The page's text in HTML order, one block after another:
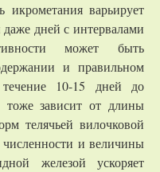
икрометания варьирует
дней с интервалами
может быть
и правильном
10-15 дней до
тоже зависит от длины
телячьей вилочковой
и величины
железой ускоряет